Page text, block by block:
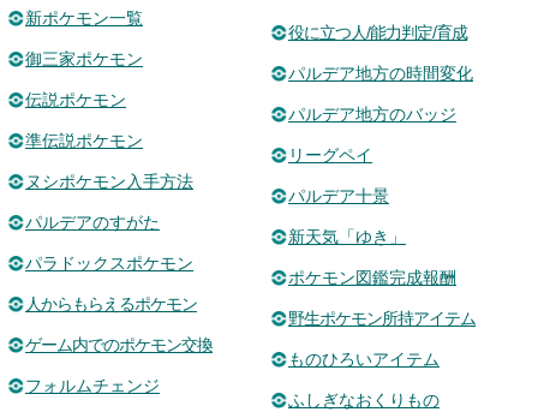
新ポケモン一覧
御三家ポケモン
伝説ポケモン
準伝説ポケモン
ヌシポケモン入手方法
パルデアのすがた
パラドックスポケモン
人からもらえるポケモン
ゲーム内でのポケモン交換
フォルムチェンジ
役に立つ人/能力判定/育成
パルデア地方の時間変化
パルデア地方のバッジ
リーグペイ
パルデア十景
新天気「ゆき」
ポケモン図鑑完成報酬
野生ポケモン所持アイテム
ものひろいアイテム
ふしぎなおくりもの